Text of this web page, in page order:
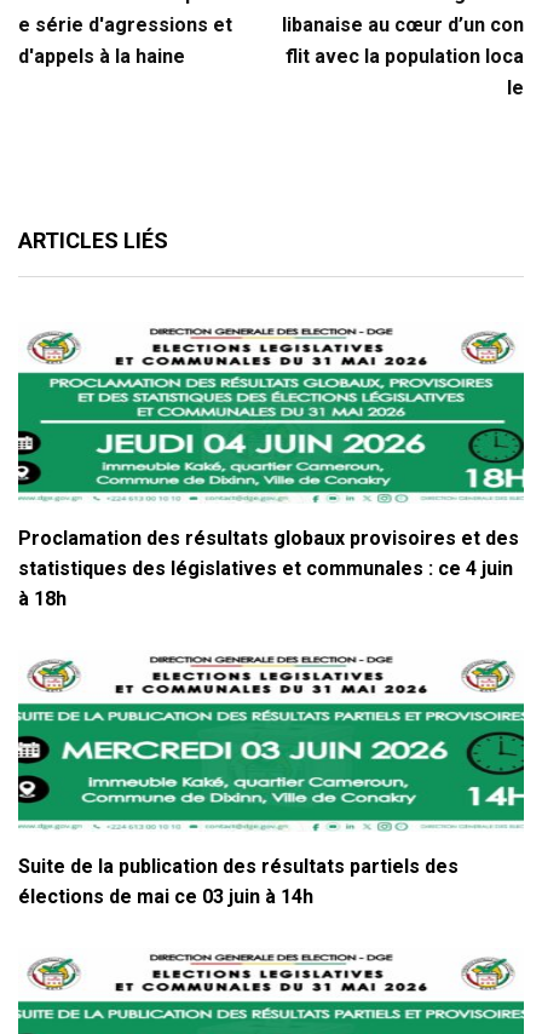
e série d'agressions et
d'appels à la haine
libanaise au cœur d’un con
flit avec la population loca
le
ARTICLES LIÉS
Proclamation des résultats globaux provisoires et des
statistiques des législatives et communales : ce 4 juin
à 18h
Suite de la publication des résultats partiels des
élections de mai ce 03 juin à 14h